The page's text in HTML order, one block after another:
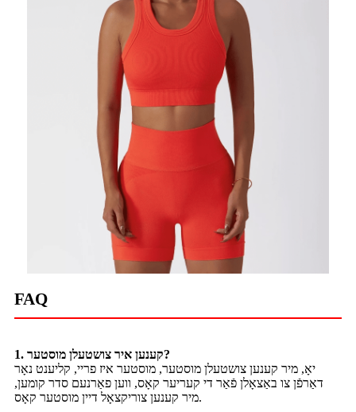
FAQ
1. קענען איר צושטעלן מוסטער?
יאָ, מיר קענען צושטעלן מוסטער, מוסטער איז פריי, קליענט נאָר
דאַרפֿן צו באַצאָלן פֿאַר די קעריער קאָס, ווען פאַרנעם סדר קומען,
מיר קענען צוריקצאָל דיין מוסטער קאָס.